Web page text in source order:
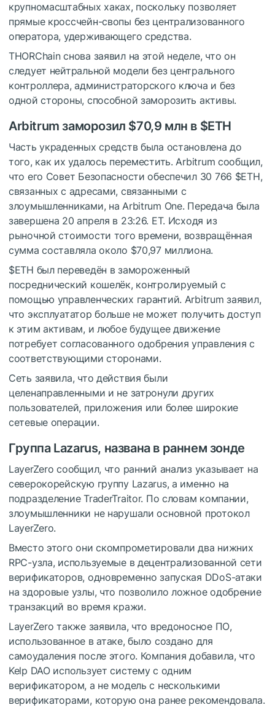
крупномасштабных хаках, поскольку позволяет
прямые кроссчейн-свопы без централизованного
оператора, удерживающего средства.
THORChain снова заявил на этой неделе, что он
следует нейтральной модели без центрального
контроллера, администраторского ключа и без
одной стороны, способной заморозить активы.
Arbitrum заморозил $70,9 млн в $ETH
Часть украденных средств была остановлена до
того, как их удалось переместить. Arbitrum сообщил,
что его Совет Безопасности обеспечил 30 766 $ETH,
связанных с адресами, связанными с
злоумышленниками, на Arbitrum One. Передача была
завершена 20 апреля в 23:26. ET. Исходя из
рыночной стоимости того времени, возвращённая
сумма составляла около $70,97 миллиона.
$ETH был переведён в замороженный
посреднический кошелёк, контролируемый с
помощью управленческих гарантий. Arbitrum заявил,
что эксплуататор больше не может получить доступ
к этим активам, и любое будущее движение
потребует согласованного одобрения управления с
соответствующими сторонами.
Сеть заявила, что действия были
целенаправленными и не затронули других
пользователей, приложения или более широкие
сетевые операции.
Группа Lazarus, названа в раннем зонде
LayerZero сообщил, что ранний анализ указывает на
северокорейскую группу Lazarus, а именно на
подразделение TraderTraitor. По словам компании,
злоумышленники не нарушали основной протокол
LayerZero.
Вместо этого они скомпрометировали два нижних
RPC-узла, используемые в децентрализованной сети
верификаторов, одновременно запуская DDoS-атаки
на здоровые узлы, что позволило ложное одобрение
транзакций во время кражи.
LayerZero также заявила, что вредоносное ПО,
использованное в атаке, было создано для
самоудаления после этого. Компания добавила, что
Kelp DAO использует систему с одним
верификатором, а не модель с несколькими
верификаторами, которую она ранее рекомендовала.